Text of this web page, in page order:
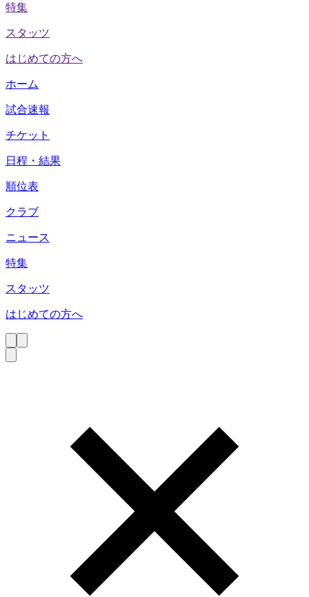
特集
スタッツ
はじめての方へ
ホーム
試合速報
チケット
日程・結果
順位表
クラブ
ニュース
特集
スタッツ
はじめての方へ